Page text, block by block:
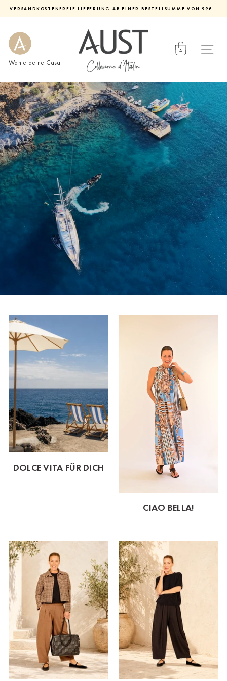
pausieren
VERSANDKOSTENFREIE LIEFERUNG AB EINER BESTELLSUMME VON 99€
Wähle deine Casa
DOLCE VITA FÜR DICH
CIAO BELLA!